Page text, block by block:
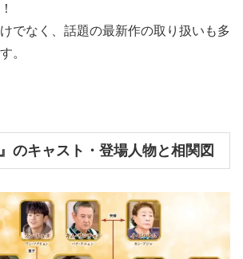
でなく、話題の最新作の取り扱いも多
。
のキャスト・登場人物と相関図